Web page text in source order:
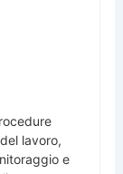
lavoro,
e